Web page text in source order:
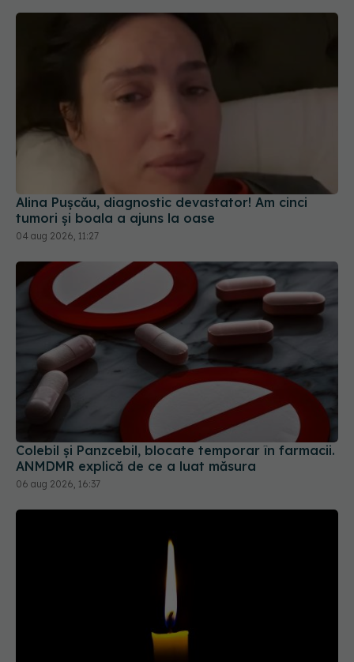
Alina Pușcău, diagnostic devastator! Am cinci
tumori și boala a ajuns la oase
04 aug 2026, 11:27
Colebil și Panzcebil, blocate temporar în farmacii.
ANMDMR explică de ce a luat măsura
06 aug 2026, 16:37